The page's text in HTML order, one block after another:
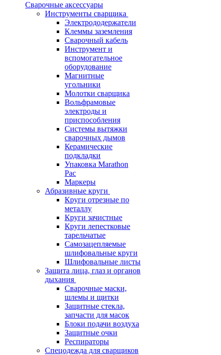
Сварочные аксессуары
Инструменты сварщика
Электрододержатели
Клеммы заземления
Сварочный кабель
Инструмент и
вспомогательное
оборудование
Магнитные
угольники
Молотки сварщика
Вольфрамовые
электроды и
приспособления
Системы вытяжки
сварочных дымов
Керамические
подкладки
Упаковка Marathon
Pac
Маркеры
Абразивные круги
Круги отрезные по
металлу
Круги зачистные
Круги лепестковые
тарельчатые
Самозацепляемые
шлифовальные круги
Шлифовальные листы
Защита лица, глаз и органов
дыхания
Сварочные маски,
шлемы и щитки
Защитные стекла,
запчасти для масок
Блоки подачи воздуха
Защитные очки
Респираторы
Спецодежда для сварщиков